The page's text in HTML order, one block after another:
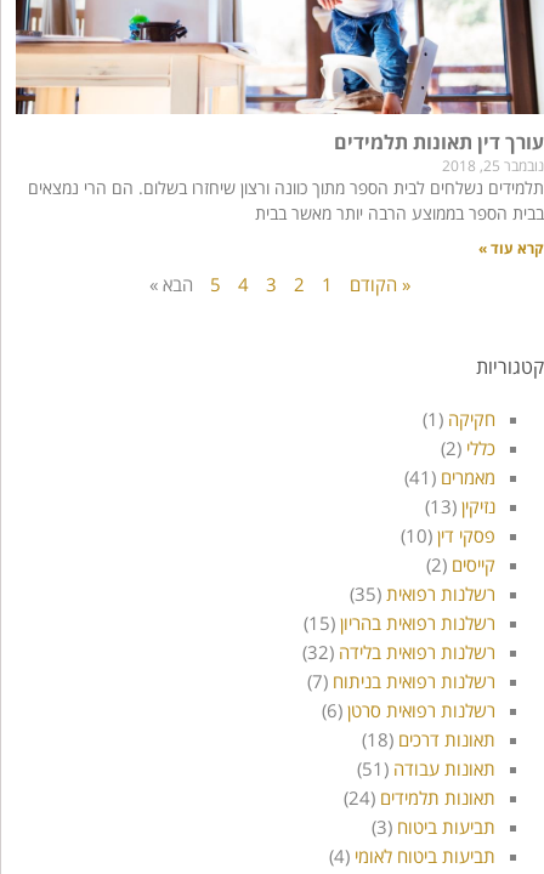
עורך דין תאונות תלמידים
נובמבר 25, 2018
תלמידים נשלחים לבית הספר מתוך כוונה ורצון שיחזרו בשלום. הם הרי נמצאים
בבית הספר בממוצע הרבה יותר מאשר בבית
קרא עוד »
« הקודם 1
2
3
4
5 הבא »
קטגוריות
חקיקה (1)
כללי (2)
מאמרים (41)
נזיקין (13)
פסקי דין (10)
קייסים (2)
רשלנות רפואית (35)
רשלנות רפואית בהריון (15)
רשלנות רפואית בלידה (32)
רשלנות רפואית בניתוח (7)
רשלנות רפואית סרטן (6)
תאונות דרכים (18)
תאונות עבודה (51)
תאונות תלמידים (24)
תביעות ביטוח (3)
תביעות ביטוח לאומי (4)